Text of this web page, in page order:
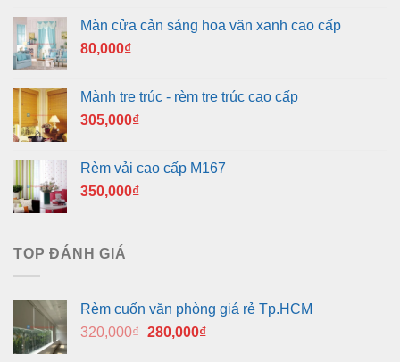
Màn cửa cản sáng hoa văn xanh cao cấp
80,000₫
Mành tre trúc - rèm tre trúc cao cấp
305,000₫
Rèm vải cao cấp M167
350,000₫
TOP ĐÁNH GIÁ
Rèm cuốn văn phòng giá rẻ Tp.HCM
320,000₫ Giá
280,000₫Giá